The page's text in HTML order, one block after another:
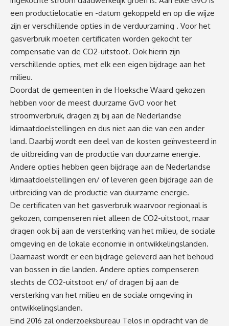
een productielocatie en -datum gekoppeld en op die wijze
zijn er verschillende opties in de verduurzaming . Voor het
gasverbruik moeten certificaten worden gekocht ter
compensatie van de CO2-uitstoot. Ook hierin zijn
verschillende opties, met elk een eigen bijdrage aan het
milieu.
Doordat de gemeenten in de Hoeksche Waard gekozen
hebben voor de meest duurzame GvO voor het
stroomverbruik, dragen zij bij aan de Nederlandse
klimaatdoelstellingen en dus niet aan die van een ander
land. Daarbij wordt een deel van de kosten geïnvesteerd in
de uitbreiding van de productie van duurzame energie.
Andere opties hebben geen bijdrage aan de Nederlandse
klimaatdoelstellingen en/ of leveren geen bijdrage aan de
uitbreiding van de productie van duurzame energie.
De certificaten van het gasverbruik waarvoor regionaal is
gekozen, compenseren niet alleen de CO2-uitstoot, maar
dragen ook bij aan de versterking van het milieu, de sociale
omgeving en de lokale economie in ontwikkelingslanden.
Daarnaast wordt er een bijdrage geleverd aan het behoud
van bossen in die landen. Andere opties compenseren
slechts de CO2-uitstoot en/ of dragen bij aan de
versterking van het milieu en de sociale omgeving in
ontwikkelingslanden.
Eind 2016 zal onderzoeksbureau Telos in opdracht van de